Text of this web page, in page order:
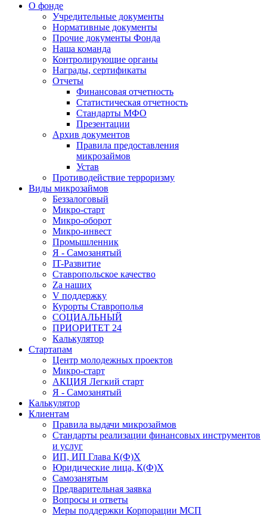
О фонде
Учредительные документы
Нормативные документы
Прочие документы Фонда
Наша команда
Контролирующие органы
Награды, сертификаты
Отчеты
Финансовая отчетность
Статистическая отчетность
Стандарты МФО
Презентации
Архив документов
Правила предоставления
микрозаймов
Устав
Противодействие терроризму
Виды микрозаймов
Беззалоговый
Микро-старт
Микро-оборот
Микро-инвест
Промышленник
Я - Самозанятый
IT-Развитие
Ставропольское качество
Za наших
V поддержку
Курорты Ставрополья
СОЦИАЛЬНЫЙ
ПРИОРИТЕТ 24
Калькулятор
Стартапам
Центр молодежных проектов
Микро-старт
АКЦИЯ Легкий старт
Я - Самозанятый
Калькулятор
Клиентам
Правила выдачи микрозаймов
Стандарты реализации финансовых инструментов
и услуг
ИП, ИП Глава К(Ф)Х
Юридические лица, К(Ф)Х
Самозанятым
Предварительная заявка
Вопросы и ответы
Меры поддержки Корпорации МСП